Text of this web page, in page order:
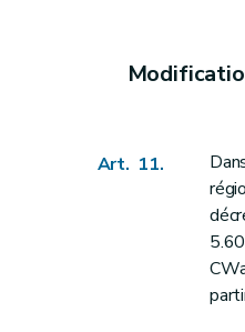
Art. 81
Art. 84
Art. 85
Art. 86
Art. 87
Art. 88
Art. 11.